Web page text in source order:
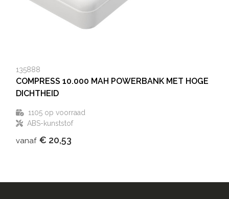
135888
COMPRESS 10.000 MAH POWERBANK MET HOGE
DICHTHEID
1105op voorraad
ABS-kunststof
vanaf € 20,53